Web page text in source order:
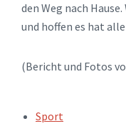
den Weg nach
und hoffen es hat
(Bericht und Fotos
TAGS:Sport